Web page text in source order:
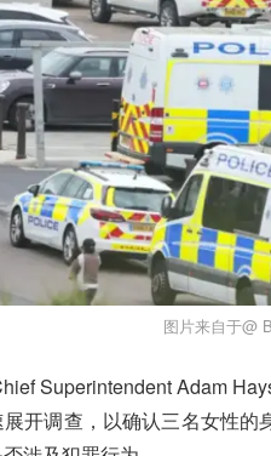
图片来自于@
Superintendent Adam
开调查，以确认三名女性的